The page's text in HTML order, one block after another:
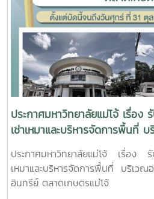
ประกาศมหาวิทยาลัยแม่โจ้ เรื่อง
เช่าเหมาและบริหารจัดการพื้นที่
เกษตรอินทรีย์ ตลาดเกษตรแม่โจ้
ประกาศมหาวิทยาลัยแม่โจ้ เรื่อง รั
เหมาและบริหารจัดการพื้นที่ บริเวณ
อินทรีย์ ตลาดเกษตรแม่โจ้